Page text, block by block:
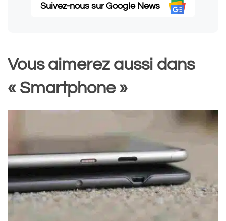
Suivez-nous sur Google News
Vous aimerez aussi dans
« Smartphone »